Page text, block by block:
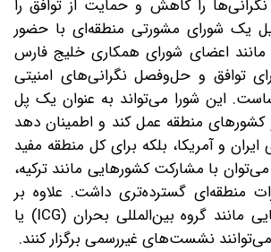
نگرانی‌ها را کاهش و حمایت از توافق را
یک شورای مشورتی منطقه‌ای با حضور
اعضای شورای همکاری خلیج فارس
توافق و حل‌وفصل نگرانی‌های امنیتی
این شورا می‌تواند به عنوان یک پل
و کشورهای منطقه‌ عمل کند و اطمینان دهد
ایران و آمریکا، بلکه برای کل منطقه مفید
با مشارکت کشورهایی مانند ترکیه،
منطقه‌ای گسترده‌تری داشت. علاوه بر
دولت‌ها، سازمان‌هایی مانند گروه بین‌المللی بحران (ICG) یا
نشست‌های غیررسمی برگزار کنند.